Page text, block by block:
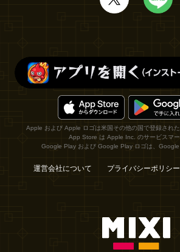
Apple および Apple ロゴは米国その他の国で登録され
App Store は Apple Inc. のサービスマー
Google Play および Google Play ロゴは、Google
運営会社について プライバシーポリシー